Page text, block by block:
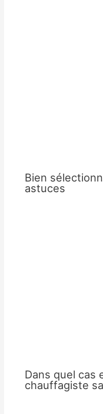
Bien
astuces
Dans quel cas
chauffagiste